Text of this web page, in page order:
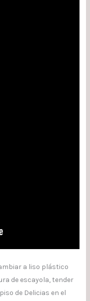
a liso plástico
de escayola, tender
de Delicias en el